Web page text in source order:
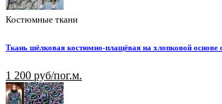
Костюмные ткани
Ткань шёлковая костюмно-плащёвая на хлопковой основе
1 200 руб/пог.м.